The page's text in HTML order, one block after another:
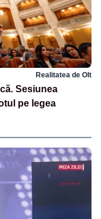
Realitatea de Olt
Sesiunea
pe legea